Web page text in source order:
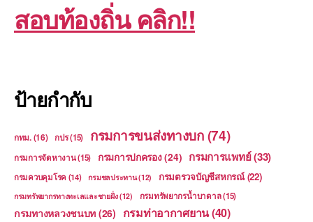
สอบท้องถิ่น คลิก!!
ป้ายกำกับ
กทม.(16) กปร(15) กรมการขนส่งทางบก(74)
กรมการจัดหางาน(15) กรมการปกครอง(24) กรมการแพทย์(33)
กรมควบคุมโรค (14) กรมชลประทาน(12) กรมตรวจบัญชีสหกรณ์(22)
กรมทรัพยากรทางทะเลและชายฝั่ง(12) กรมทรัพยากรน้ำบาดาล(15)
กรมทางหลวงชนบท (26) กรมท่าอากาศยาน(40)